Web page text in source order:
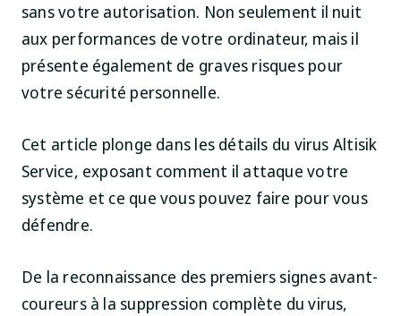
sans votre autorisation. Non seulement il nuit
aux performances de votre ordinateur, mais il
présente également de graves risques pour
votre sécurité personnelle.
Cet article plonge dans les détails du virus Altisik
Service, exposant comment il attaque votre
système et ce que vous pouvez faire pour vous
défendre.
De la reconnaissance des premiers signes avant-
coureurs à la suppression complète du virus,